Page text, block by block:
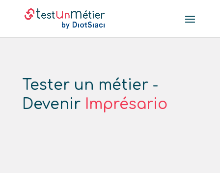
Tester un métier -
Devenir Imprésario